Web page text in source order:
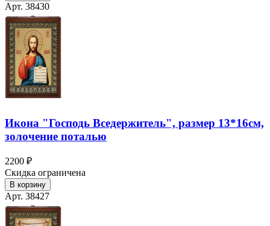
Арт. 38430
Икона "Господь Вседержитель", размер 13*16см,
золочение поталью
2200 ₽
Скидка ограничена
В корзину
Арт. 38427